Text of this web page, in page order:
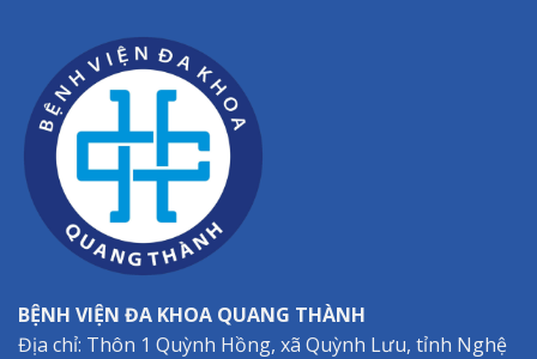
BỆNH VIỆN ĐA KHOA QUANG THÀNH
Địa chỉ: Thôn 1 Quỳnh Hồng, xã Quỳnh Lưu, tỉnh Nghệ